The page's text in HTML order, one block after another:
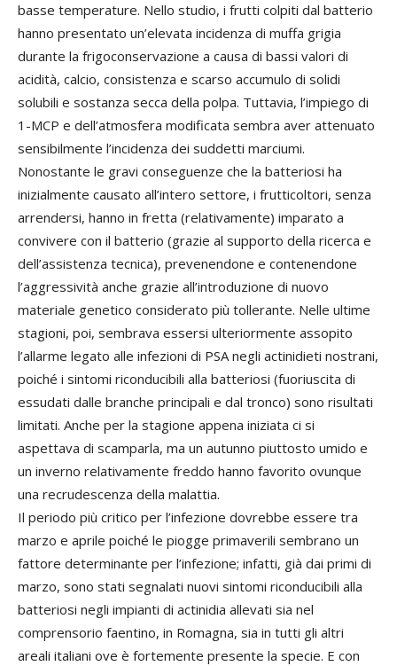
basse temperature. Nello studio, i frutti colpiti dal batterio
hanno presentato un’elevata incidenza di muffa grigia
durante la frigoconservazione a causa di bassi valori di
acidità, calcio, consistenza e scarso accumulo di solidi
solubili e sostanza secca della polpa. Tuttavia, l’impiego di
1-MCP e dell’atmosfera modificata sembra aver attenuato
sensibilmente l’incidenza dei suddetti marciumi.
Nonostante le gravi conseguenze che la batteriosi ha
inizialmente causato all’intero settore, i frutticoltori, senza
arrendersi, hanno in fretta (relativamente) imparato a
convivere con il batterio (grazie al supporto della ricerca e
dell’assistenza tecnica), prevenendone e contenendone
l’aggressività anche grazie all’introduzione di nuovo
materiale genetico considerato più tollerante. Nelle ultime
stagioni, poi, sembrava essersi ulteriormente assopito
l’allarme legato alle infezioni di PSA negli actinidieti nostrani,
poiché i sintomi riconducibili alla batteriosi (fuoriuscita di
essudati dalle branche principali e dal tronco) sono risultati
limitati. Anche per la stagione appena iniziata ci si
aspettava di scamparla, ma un autunno piuttosto umido e
un inverno relativamente freddo hanno favorito ovunque
una recrudescenza della malattia.
Il periodo più critico per l’infezione dovrebbe essere tra
marzo e aprile poiché le piogge primaverili sembrano un
fattore determinante per l’infezione; infatti, già dai primi di
marzo, sono stati segnalati nuovi sintomi riconducibili alla
batteriosi negli impianti di actinidia allevati sia nel
comprensorio faentino, in Romagna, sia in tutti gli altri
areali italiani ove è fortemente presente la specie. E con